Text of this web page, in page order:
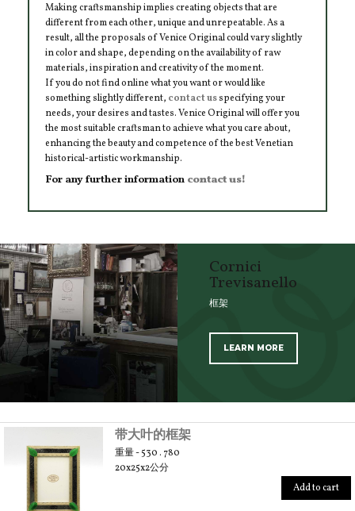
Making craftsmanship implies creating objects that are
different from each other, unique and unrepeatable. As a
result, all the proposals of Venice Original could vary slightly
in color and shape, depending on the availability of raw
materials, inspiration and creativity of the moment.
If you do not find online what you want or would like
something slightly different, contact usspecifying your
needs, your desires and tastes. Venice Original will offer you
the most suitable craftsman to achieve what you care about,
enhancing the beauty and competence of the best Venetian
historical-artistic workmanship.
For any further information contact us!
Cornici
Trevisanello
框架
LEARN MORE
带大叶的框架
重量 - 530 . 780
20x25x2公分
Add to cart